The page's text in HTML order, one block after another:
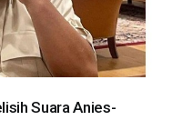
Suara Anies-